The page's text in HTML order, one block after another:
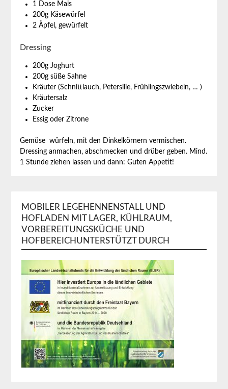
1 Dose Mais
200g Käsewürfel
2 Äpfel, gewürfelt
Dressing
200g Joghurt
200g süße Sahne
Kräuter (Schnittlauch, Petersilie, Frühlingszwiebeln, … )
Kräutersalz
Zucker
Essig oder Zitrone
Gemüse würfeln, mit den Dinkelkörnern vermischen.
Dressing anmachen, abschmecken und drüber geben. Mind.
1 Stunde ziehen lassen und dann: Guten Appetit!
MOBILER LEGEHENNENSTALL UND
HOFLADEN MIT LAGER, KÜHLRAUM,
VORBEREITUNGSKÜCHE UND
HOFBEREICHUNTERSTÜTZT DURCH